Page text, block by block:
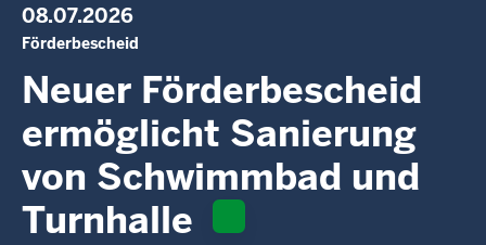
h
i
08.07.2026
Förderbescheid
Neuer Förderbescheid
ermöglicht Sanierung
von Schwimmbad und
Turnhalle